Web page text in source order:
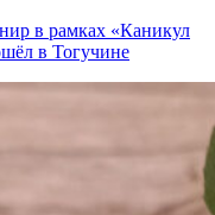
в рамках «Каникул
в Тогучине